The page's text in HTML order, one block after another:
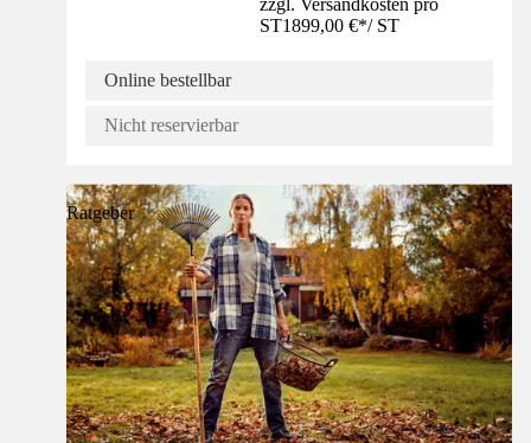
zzgl. Versandkosten pro
ST1899,00 €*/ ST
Online bestellbar
Nicht reservierbar
Ratgeber